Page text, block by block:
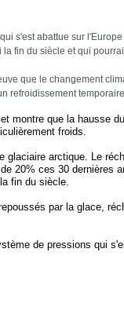
s'est abattue sur
fin du siècle et qui
que le changement
refroidissement
montre que la hausse
froids.
glaciaire arctique. Le
20% ces 30 dernières
fin du siècle.
par la glace,
de pressions qui